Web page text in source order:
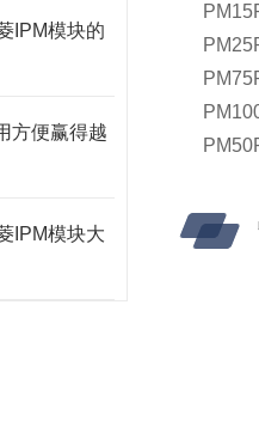
IPM模块的
方便赢得越
IPM模块大